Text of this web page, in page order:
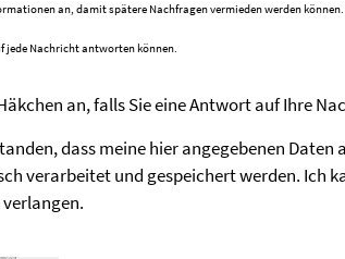
an, damit spätere Nachfragen vermieden werden können.
jede Nachricht antworten können.
an, falls Sie eine Antwort auf Ihre
dass meine hier angegebenen
verarbeitet und gespeichert werden. Ich